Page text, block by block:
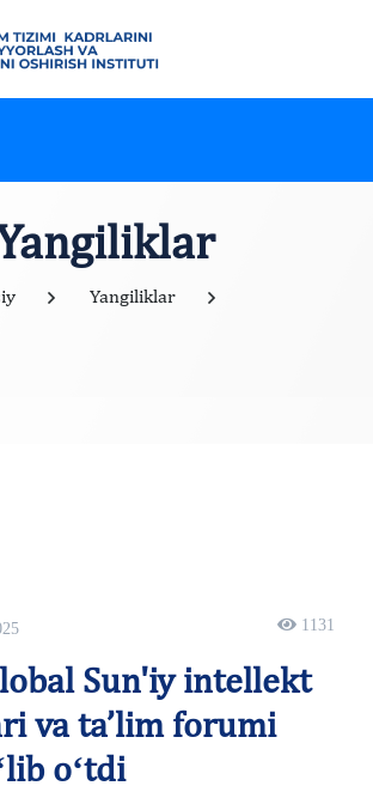
Yangiliklar
1131
Sun'iy intellekt
va ta’lim forumi
oʻtdi